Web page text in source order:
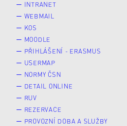
INTRANET
WEBMAIL
KOS
MOODLE
PŘIHLÁŠENÍ - ERASMUS
USERMAP
NORMY ČSN
DETAIL ONLINE
RUV
REZERVACE
PROVOZNÍ DOBA A SLUŽBY